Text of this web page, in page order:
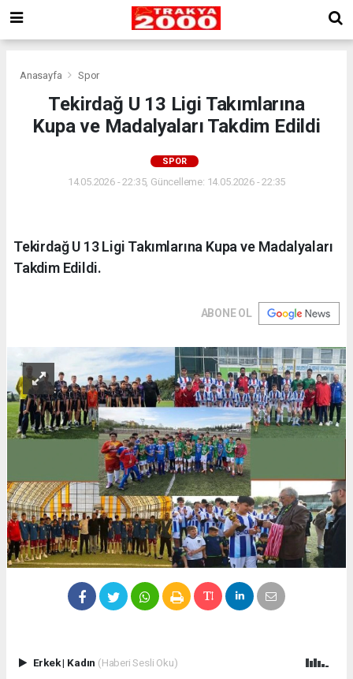
Anasayfa Spor
Tekirdağ U 13 Ligi Takımlarına
Kupa ve Madalyaları Takdim Edildi
SPOR
14.05.2026 - 22:35, Güncelleme: 14.05.2026 - 22:35
Tekirdağ U 13 Ligi Takımlarına Kupa ve Madalyaları
Takdim Edildi.
ABONE OL
Erkek| Kadın (Haberi Sesli Oku)